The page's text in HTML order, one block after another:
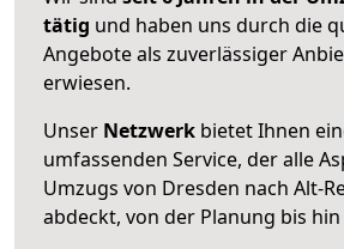
tätig und haben uns durch die
Angebote als zuverlässiger
erwiesen.
Unser Netzwerk bietet Ihnen
umfassenden Service, der alle
Umzugs von Dresden nach Alt-
abdeckt, von der Planung bis